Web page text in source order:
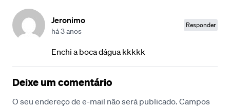
Jeronimo
há 3 anos
Responder
Enchi a boca dágua kkkkk
Deixe um comentário
O seu endereço de e-mail não será publicado. Campos